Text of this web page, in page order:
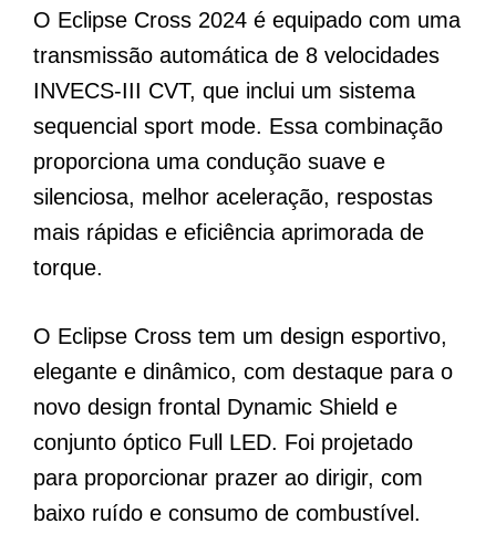
O Eclipse Cross 2024 é equipado com uma
transmissão automática de 8 velocidades
INVECS-III CVT, que inclui um sistema
sequencial sport mode. Essa combinação
proporciona uma condução suave e
silenciosa, melhor aceleração, respostas
mais rápidas e eficiência aprimorada de
torque.
O Eclipse Cross tem um design esportivo,
elegante e dinâmico, com destaque para o
novo design frontal Dynamic Shield e
conjunto óptico Full LED. Foi projetado
para proporcionar prazer ao dirigir, com
baixo ruído e consumo de combustível.